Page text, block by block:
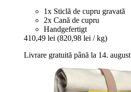
1x Sticlă de cupru gravată
2x Cană de cupru
Handgefertigt
410,49 lei (820,98 lei / kg)
Livrare gratuită până la 14. august